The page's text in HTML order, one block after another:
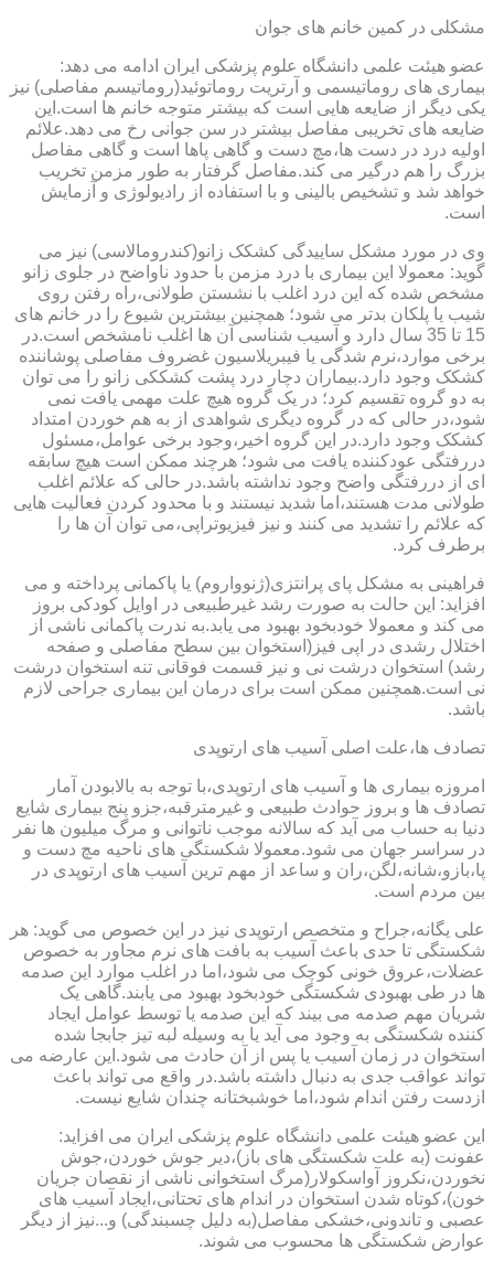
مشکلی در کمین خانم های جوان
عضو هیئت علمی دانشگاه علوم پزشکی ایران ادامه می دهد:
بیماری های روماتیسمی و آرتریت روماتوئید(روماتیسم مفاصلی) نیز
یکی دیگر از ضایعه هایی است که بیشتر متوجه خانم ها است.این
ضایعه های تخریبی مفاصل بیشتر در سن جوانی رخ می دهد.علائم
اولیه درد در دست ها،مچ دست و گاهی پاها است و گاهی مفاصل
بزرگ را هم درگیر می کند.مفاصل گرفتار به طور مزمن تخریب
خواهد شد و تشخیص بالینی و با استفاده از رادیولوژی و آزمایش
است.
وی در مورد مشکل ساییدگی کشکک زانو(کندرومالاسی) نیز می
گوید: معمولا این بیماری با درد مزمن با حدود ناواضح در جلوی زانو
مشخص شده که این درد اغلب با نشستن طولانی،راه رفتن روی
شیب یا پلکان بدتر می شود؛ همچنین بیشترین شیوع را در خانم های
15 تا 35 سال دارد و آسیب شناسی آن ها اغلب نامشخص است.در
برخی موارد،نرم شدگی یا فیبریلاسیون غضروف مفاصلی پوشاننده
کشکک وجود دارد.بیماران دچار درد پشت کشککی زانو را می توان
به دو گروه تقسیم کرد؛ در یک گروه هیچ علت مهمی یافت نمی
شود،در حالی که در گروه دیگری شواهدی از به هم خوردن امتداد
کشکک وجود دارد.در این گروه اخیر،وجود برخی عوامل،مسئول
دررفتگی عودکننده یافت می شود؛ هرچند ممکن است هیچ سابقه
ای از دررفتگی واضح وجود نداشته باشد.در حالی که علائم اغلب
طولانی مدت هستند،اما شدید نیستند و با محدود کردن فعالیت هایی
که علائم را تشدید می کنند و نیز فیزیوتراپی،می توان آن ها را
برطرف کرد.
فراهینی به مشکل پای پرانتزی(ژنوواروم) یا پاکمانی پرداخته و می
افزاید: این حالت به صورت رشد غیرطبیعی در اوایل کودکی بروز
می کند و معمولا خودبخود بهبود می یابد.به ندرت پاکمانی ناشی از
اختلال رشدی در اپی فیز(استخوان بین سطح مفاصلی و صفحه
رشد) استخوان درشت نی و نیز قسمت فوقانی تنه استخوان درشت
نی است.همچنین ممکن است برای درمان این بیماری جراحی لازم
باشد.
تصادف ها،علت اصلی آسیب های ارتوپدی
امروزه بیماری ها و آسیب های ارتوپدی،با توجه به بالابودن آمار
تصادف ها و بروز حوادث طبیعی و غیرمترقبه،جزو پنج بیماری شایع
دنیا به حساب می آید که سالانه موجب ناتوانی و مرگ میلیون ها نفر
در سراسر جهان می شود.معمولا شکستگی های ناحیه مچ دست و
پا،بازو،شانه،لگن،ران و ساعد از مهم ترین آسیب های ارتوپدی در
بین مردم است.
علی یگانه،جراح و متخصص ارتوپدی نیز در این خصوص می گوید: هر
شکستگی تا حدی باعث آسیب به بافت های نرم مجاور به خصوص
عضلات،عروق خونی کوچک می شود،اما در اغلب موارد این صدمه
ها در طی بهبودی شکستگی خودبخود بهبود می یابند.گاهی یک
شریان مهم صدمه می بیند که این صدمه یا توسط عوامل ایجاد
کننده شکستگی به وجود می آید یا به وسیله لبه تیز جابجا شده
استخوان در زمان آسیب یا پس از آن حادث می شود.این عارضه می
تواند عواقب جدی به دنبال داشته باشد.در واقع می تواند باعث
ازدست رفتن اندام شود،اما خوشبختانه چندان شایع نیست.
این عضو هیئت علمی دانشگاه علوم پزشکی ایران می افزاید:
عفونت (به علت شکستگی های باز)،دیر جوش خوردن،جوش
نخوردن،نکروز آواسکولار(مرگ استخوانی ناشی از نقصان جریان
خون)،کوتاه شدن استخوان در اندام های تحتانی،ایجاد آسیب های
عصبی و تاندونی،خشکی مفاصل(به دلیل چسبندگی) و...نیز از دیگر
عوارض شکستگی ها محسوب می شوند.